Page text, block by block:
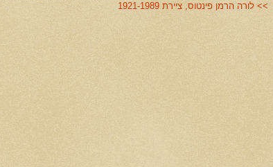
>> לורה הרמן פינטוס, ציירת 1921-1989